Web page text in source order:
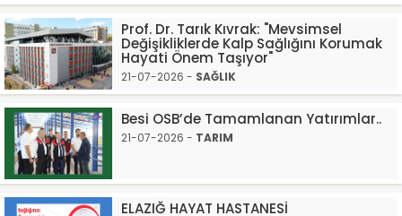
Prof. Dr. Tarık Kıvrak: "Mevsimsel
Değişikliklerde Kalp Sağlığını Korumak
Hayati Önem Taşıyor"
21-07-2026 - SAĞLIK
Besi OSB’de Tamamlanan Yatırımlar..
21-07-2026 - TARIM
ELAZIĞ HAYAT HASTANESİ